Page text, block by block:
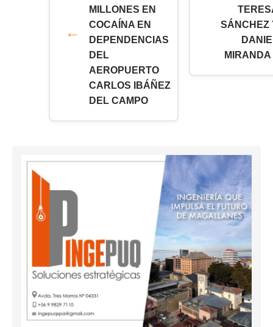
MILLONES EN
COCAÍNA EN
DEPENDENCIAS
DEL
AEROPUERTO
CARLOS IBÁÑEZ
DEL CAMPO
SÁNCHEZ
MIRANDA